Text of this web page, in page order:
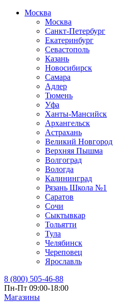
Москва
Москва
Санкт-Петербург
Екатеринбург
Севастополь
Казань
Новосибирск
Самара
Адлер
Тюмень
Уфа
Ханты-Мансийск
Архангельск
Астрахань
Великий Новгород
Верхняя Пышма
Волгоград
Вологда
Калининград
Рязань Школа №1
Саратов
Сочи
Сыктывкар
Тольятти
Тула
Челябинск
Череповец
Ярославль
8 (800) 505-46-88
Пн-Пт 09:00-18:00
Магазины⁠